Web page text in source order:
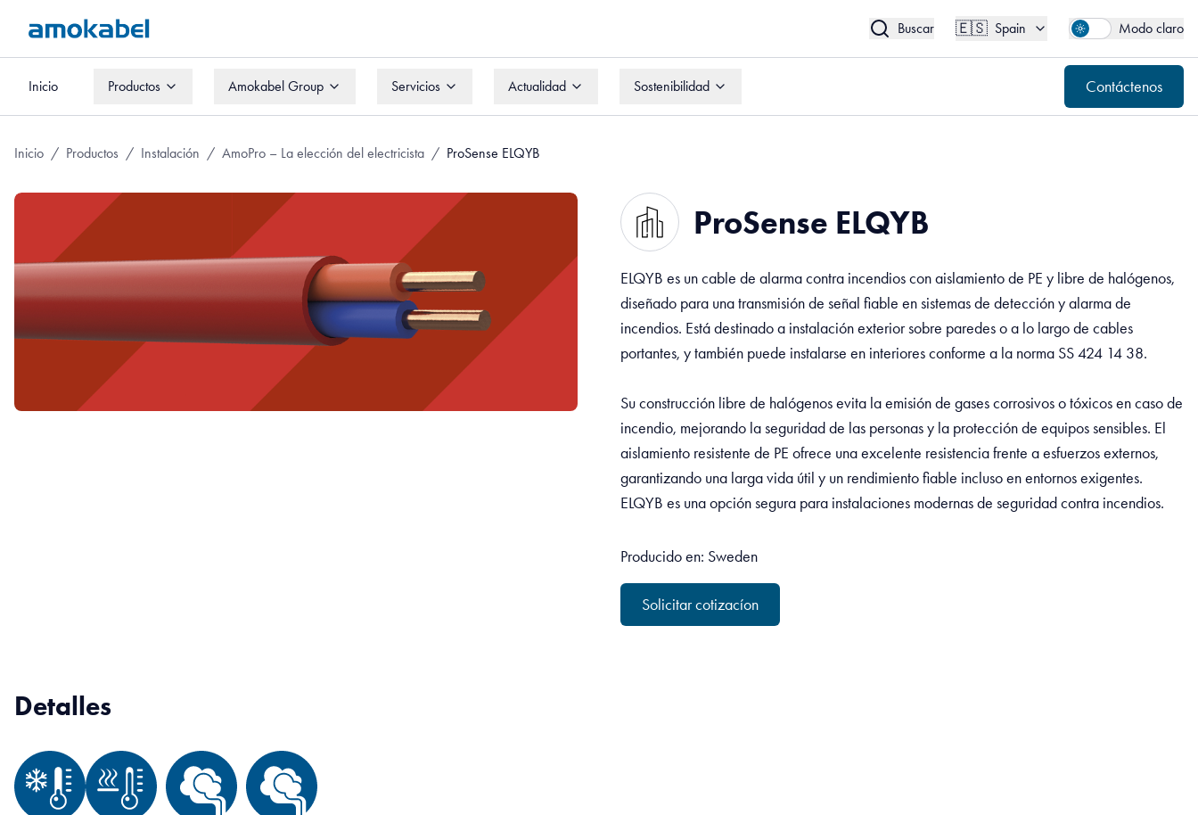
Buscar 🇪🇸 Spain Modo claro
Inicio Productos Amokabel Group Servicios Actualidad Sostenibilidad Contáctenos
Productos
Spain Contáctenos
Inicio / Productos / Instalación / AmoPro – La elección del electricista / ProSense ELQYB
ProSense ELQYB
ELQYB es un cable de alarma contra incendios con aislamiento de PE y libre de halógenos,
diseñado para una transmisión de señal fiable en sistemas de detección y alarma de
incendios. Está destinado a instalación exterior sobre paredes o a lo largo de cables
portantes, y también puede instalarse en interiores conforme a la norma SS 424 14 38.
Su construcción libre de halógenos evita la emisión de gases corrosivos o tóxicos en caso de
incendio, mejorando la seguridad de las personas y la protección de equipos sensibles. El
aislamiento resistente de PE ofrece una excelente resistencia frente a esfuerzos externos,
garantizando una larga vida útil y un rendimiento fiable incluso en entornos exigentes.
ELQYB es una opción segura para instalaciones modernas de seguridad contra incendios.
Producido en: Sweden
Solicitar cotizacíon
Detalles